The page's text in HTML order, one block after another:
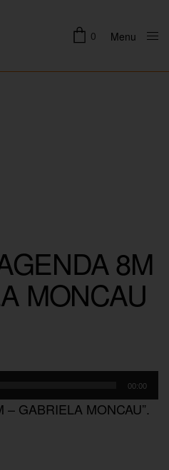
0 Menu
8M
MONCAU
00:00
– GABRIELA MONCAU”.